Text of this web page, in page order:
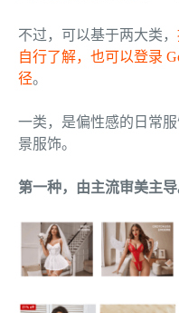
不过，可以基于两大类，
自行了解，也可以登录
径。
一类，是偏性感的日常
景服饰。
第一种，由主流审美主导